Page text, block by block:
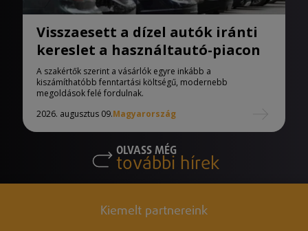
Visszaesett a dízel autók iránti
kereslet a használtautó-piacon
A szakértők szerint a vásárlók egyre inkább a
kiszámíthatóbb fenntartási költségű, modernebb
megoldások felé fordulnak.
2026. augusztus 09.Magyarország
OLVASS MÉG
további hírek
Kiemelt partnereink